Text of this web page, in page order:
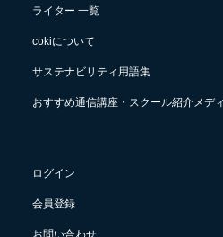
ライター 一覧
cokiについて
サステナビリティ用語集
おすすめ通信講座・スクール紹介メデ
ログイン
会員登録
お問い合わせ